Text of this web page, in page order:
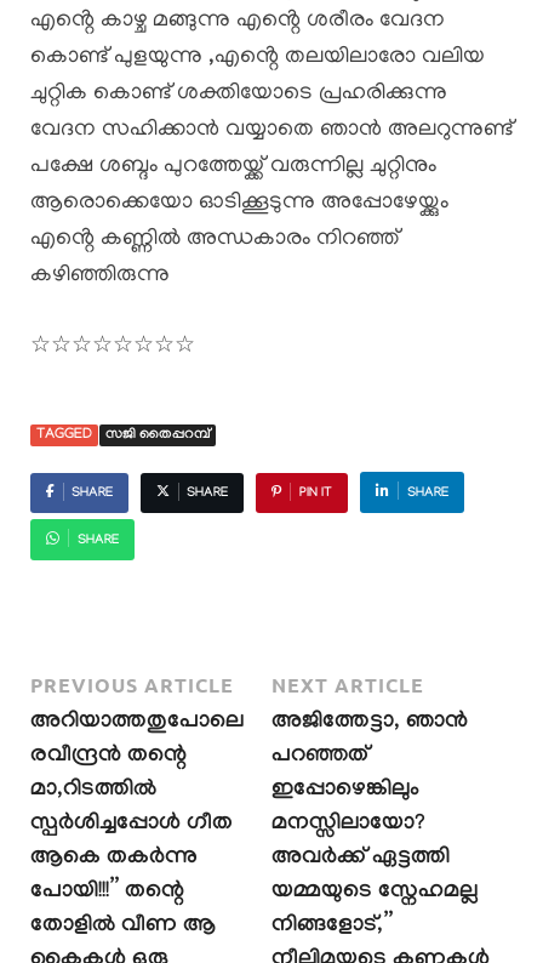
എൻ്റെ കാഴ്ച മങ്ങുന്നു എൻ്റെ ശരീരം വേദന
കൊണ്ട് പുളയുന്നു ,എൻ്റെ തലയിലാരോ വലിയ
ചുറ്റിക കൊണ്ട് ശക്തിയോടെ പ്രഹരിക്കുന്നു
വേദന സഹിക്കാൻ വയ്യാതെ ഞാൻ അലറുന്നുണ്ട്
പക്ഷേ ശബ്ദം പുറത്തേയ്ക്ക് വരുന്നില്ല ചുറ്റിനും
ആരൊക്കെയോ ഓടിക്കൂടുന്നു അപ്പോഴേയ്ക്കും
എൻ്റെ കണ്ണിൽ അന്ധകാരം നിറഞ്ഞ്
കഴിഞ്ഞിരുന്നു
☆☆☆☆☆☆☆☆
TAGGED സജി തൈപ്പറമ്പ്
SHARE SHARE PIN IT SHARE
SHARE
PREVIOUS ARTICLE
അറിയാത്തതുപോലെ
രവീന്ദ്രൻ തന്റെ
മാ,റിടത്തിൽ
സ്പർശിച്ചപ്പോൾ ഗീത
ആകെ തകർന്നു
പോയി!!!” തന്റെ
തോളിൽ വീണ ആ
NEXT ARTICLE
അജിത്തേട്ടാ, ഞാൻ
പറഞ്ഞത്
ഇപ്പോഴെങ്കിലും
മനസ്സിലായോ?
അവർക്ക് ഏട്ടത്തി
യമ്മയുടെ സ്നേഹമല്ല
നിങ്ങളോട്,”